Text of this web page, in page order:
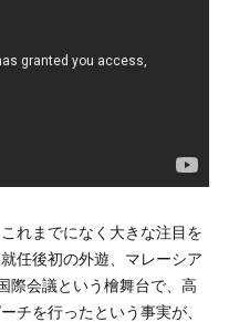
分ける「場面依存」の実務的
れた公式スピーチ（英語で
突発的な質疑応答（日本語
れまでになく大きな注目を
任後初の外遊、マレーシア
際会議という檜舞台で、高
チを行ったという事実が、